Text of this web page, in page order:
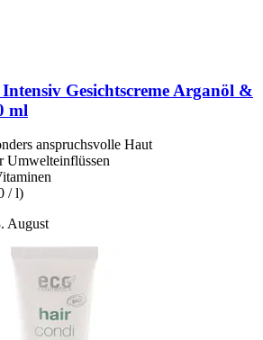
Intensiv Gesichtscreme Arganöl &
ml
anspruchsvolle Haut
Umwelteinflüssen
/ l)
August